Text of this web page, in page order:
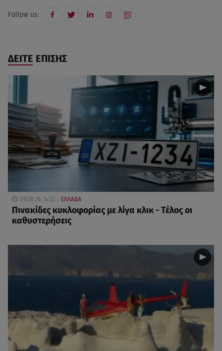
Follow us:
ΔΕΙΤΕ ΕΠΙΣΗΣ
09.08.26, 14:32 ΕΛΛΑΔΑ
Πινακίδες κυκλοφορίας με λίγα κλικ - Τέλος οι
καθυστερήσεις